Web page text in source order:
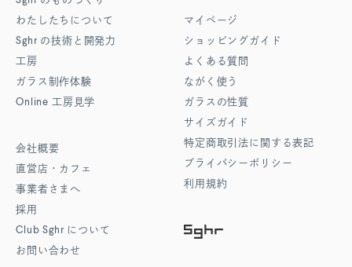
わたしたちについて
Sghr の技術と開発力
工房
ガラス制作体験
Online 工房見学
会社概要
直営店・カフェ
事業者さまへ
採用
Club Sghr について
お問い合わせ
マイページ
ショッピングガイド
よくある質問
ながく使う
ガラスの性質
サイズガイド
特定商取引法に関する表記
プライバシーポリシー
利用規約